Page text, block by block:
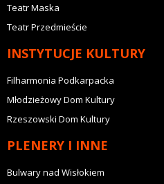
Teatr Maska
Teatr Przedmieście
INSTYTUCJE KULTURY
Filharmonia Podkarpacka
Młodzieżowy Dom Kultury
Rzeszowski Dom Kultury
PLENERY I INNE
Bulwary nad Wisłokiem